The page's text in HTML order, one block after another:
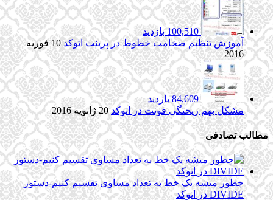
100,510 بازدید
آموزش تنظیم ضخامت خطوط در پرینت اتوکد
10 فوریه
2016
84,609 بازدید
مشکل بهم ریختگی فونت در اتوکد 20 ژانویه 2016
مطالب تصادفی
چطور میشه یک خط به تعداد مساوی تقسیم کنیم-دستور
DIVIDE در اتوکد